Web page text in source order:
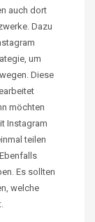
auch dort
Dazu
um
Diese
möchten
Instagram
teilen
Es sollten
welche